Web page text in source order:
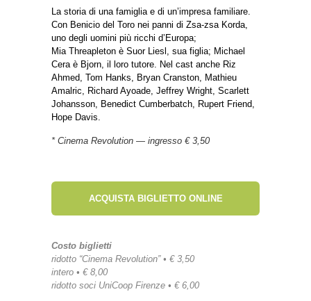
La storia di una famiglia e di un’impresa familiare.
Con Benicio del Toro nei panni di Zsa-zsa Korda,
uno degli uomini più ricchi d’Europa;
Mia Threapleton è Suor Liesl, sua figlia; Michael
Cera è Bjorn, il loro tutore. Nel cast anche Riz
Ahmed, Tom Hanks, Bryan Cranston, Mathieu
Amalric, Richard Ayoade, Jeffrey Wright, Scarlett
Johansson, Benedict Cumberbatch, Rupert Friend,
Hope Davis.
* Cinema Revolution — ingresso € 3,50
ACQUISTA BIGLIETTO ONLINE
Costo biglietti
ridotto “Cinema Revolution” • € 3,50
intero • € 8,00
ridotto soci UniCoop Firenze • € 6,00